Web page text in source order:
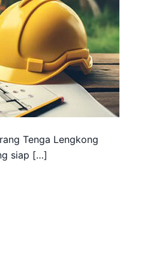
Tenga Lengkong
siap […]